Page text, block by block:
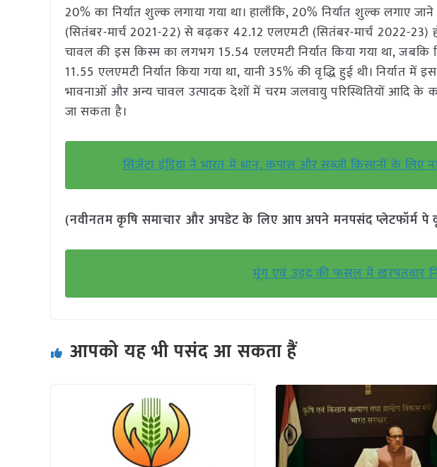
20% का निर्यात शुल्क लगाया गया था। हालाँकि, 20% निर्यात शुल्क लगाए
(सितंबर-मार्च 2021-22) से बढ़कर 42.12 एलएमटी (सितंबर-मार्च 2022-23)
चावल की इस किस्म का लगभग 15.54 एलएमटी निर्यात किया गया था,
11.55 एलएमटी निर्यात किया गया था, यानी 35% की वृद्धि हुई थी। निर्यात
भावनाओं और अन्य चावल उत्पादक देशों में चरम जलवायु परिस्थितियों आदि के
जा सकता है।
सिंजेंटा इंडिया ने भारत में धान, कपास और सब्जी किसानों के लिए
(नवीनतम कृषि समाचार और अपडेट के लिए आप अपने मनपसंद प्लेटफॉर्म
मूंग एवं उड़द की फसल में खरपतवार
आपको यह भी पसंद आ सकता हैं